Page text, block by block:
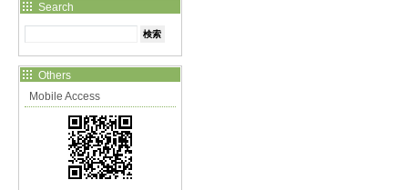
Search
Others
Mobile Access